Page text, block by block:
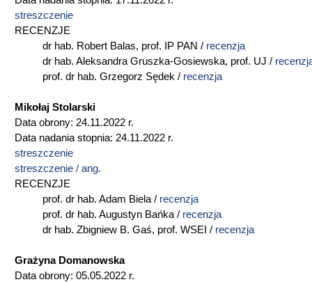
streszczenie
RECENZJE
dr hab. Robert Balas, prof. IP PAN / recenzja
dr hab. Aleksandra Gruszka-Gosiewska, prof. UJ /
prof. dr hab. Grzegorz Sędek / recenzja
Mikołaj Stolarski
Data obrony: 24.11.2022 r.
Data nadania stopnia: 24.11.2022 r.
streszczenie
streszczenie / ang.
RECENZJE
prof. dr hab. Adam Biela / recenzja
prof. dr hab. Augustyn Bańka / recenzja
dr hab. Zbigniew B. Gaś, prof. WSEI / recenzja
Grażyna Domanowska
Data obrony: 05.05.2022 r.